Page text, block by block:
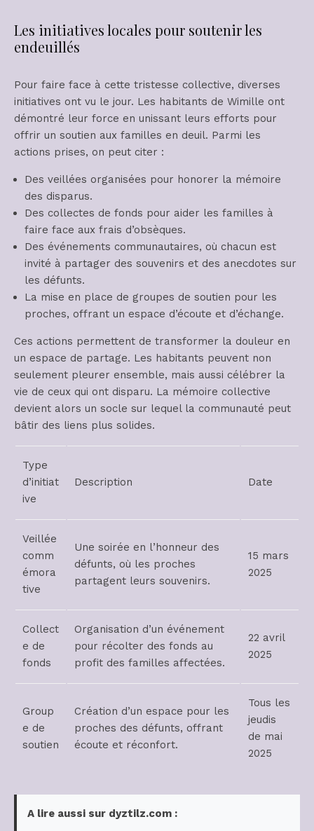
Les initiatives locales pour soutenir les
endeuillés
Pour faire face à cette tristesse collective, diverses
initiatives ont vu le jour. Les habitants de Wimille ont
démontré leur force en unissant leurs efforts pour
offrir un soutien aux familles en deuil. Parmi les
actions prises, on peut citer :
Des veillées organisées pour honorer la mémoire
des disparus.
Des collectes de fonds pour aider les familles à
faire face aux frais d’obsèques.
Des événements communautaires, où chacun est
invité à partager des souvenirs et des anecdotes sur
les défunts.
La mise en place de groupes de soutien pour les
proches, offrant un espace d’écoute et d’échange.
Ces actions permettent de transformer la douleur en
un espace de partage. Les habitants peuvent non
seulement pleurer ensemble, mais aussi célébrer la
vie de ceux qui ont disparu. La mémoire collective
devient alors un socle sur lequel la communauté peut
bâtir des liens plus solides.
Type
d’initiat
ive
Description Date
Veillée
comm
émora
tive
Une soirée en l’honneur des
défunts, où les proches
partagent leurs souvenirs.
15 mars
2025
Collect
e de
fonds
Organisation d’un événement
pour récolter des fonds au
profit des familles affectées.
22 avril
2025
Group
e de
soutien
Création d’un espace pour les
proches des défunts, offrant
écoute et réconfort.
Tous les
jeudis
de mai
2025
A lire aussi sur dyztilz.com :